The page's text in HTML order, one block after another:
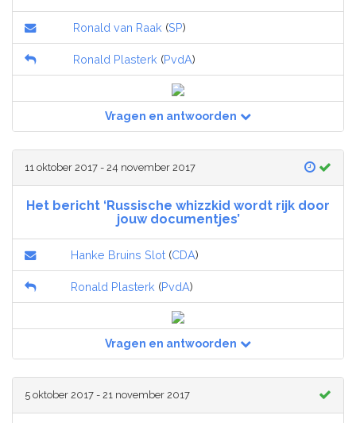
Ronald van Raak (SP)
Ronald Plasterk (PvdA)
Vragen en antwoorden
11 oktober 2017 - 24 november 2017
Het bericht ‘Russische whizzkid wordt rijk door
jouw documentjes’
Hanke Bruins Slot (CDA)
Ronald Plasterk (PvdA)
Vragen en antwoorden
5 oktober 2017 - 21 november 2017